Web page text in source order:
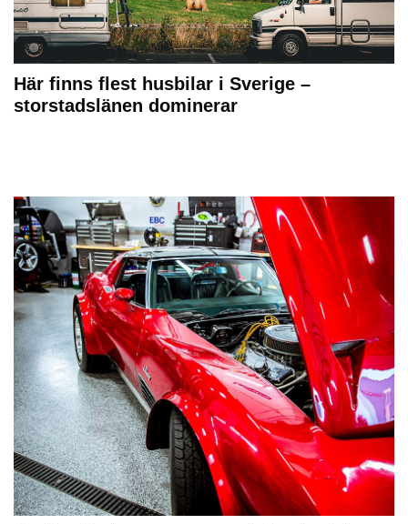
Här finns flest husbilar i Sverige –
storstadslänen dominerar